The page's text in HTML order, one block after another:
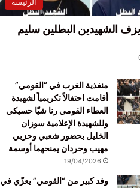
الشهيدين البطلين سليم
منفذية الغرب في “القومي”
أقامت احتفالاً تكريمياً لشهيدة
العطاء القومي رنا شيّا حسيكي
وللشهيدة الإعلامية سوزان
الخليل بحضور شعبي وحزبي
مهيب وحردان يمنحهما أوسمة
19/04/2026
وفد كبير من “القومي” يعزّي في